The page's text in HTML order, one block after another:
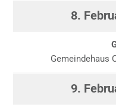
8.
Gemeindehaus
9.